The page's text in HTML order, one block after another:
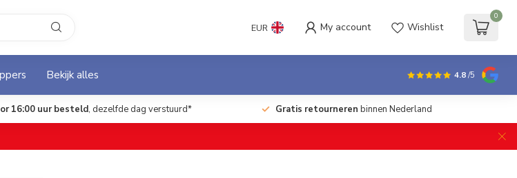
EUR My account Wishlist
0
Bekijk alles 4.8/5
16:00 uur besteld, dezelfde dag verstuurd* Gratis retourneren binnen Nederland